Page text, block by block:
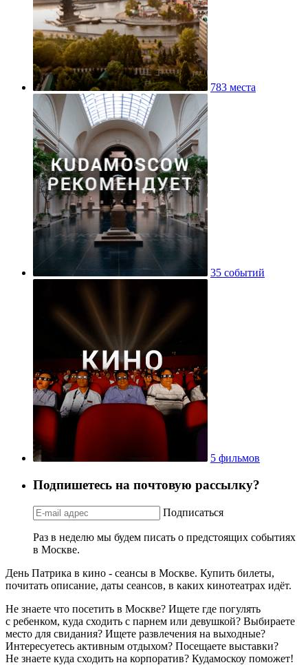
783 места
35 событий
5 фильмов
Подпишетесь на почтовую рассылку?
Подписаться
Раз в неделю мы будем писать о предстоящих событиях
в Москве.
День Патрика в кино - сеансы в Москве. Купить билеты,
почитать описание, даты сеансов, в каких кинотеатрах идёт.
Не знаете что посетить в Москве? Ищете где погулять
с ребенком, куда сходить с парнем или девушкой? Выбираете
место для свидания? Ищете развлечения на выходные?
Интересуетесь активным отдыхом? Посещаете выставки?
Не знаете куда сходить на корпоратив? Кудамоскоу поможет!